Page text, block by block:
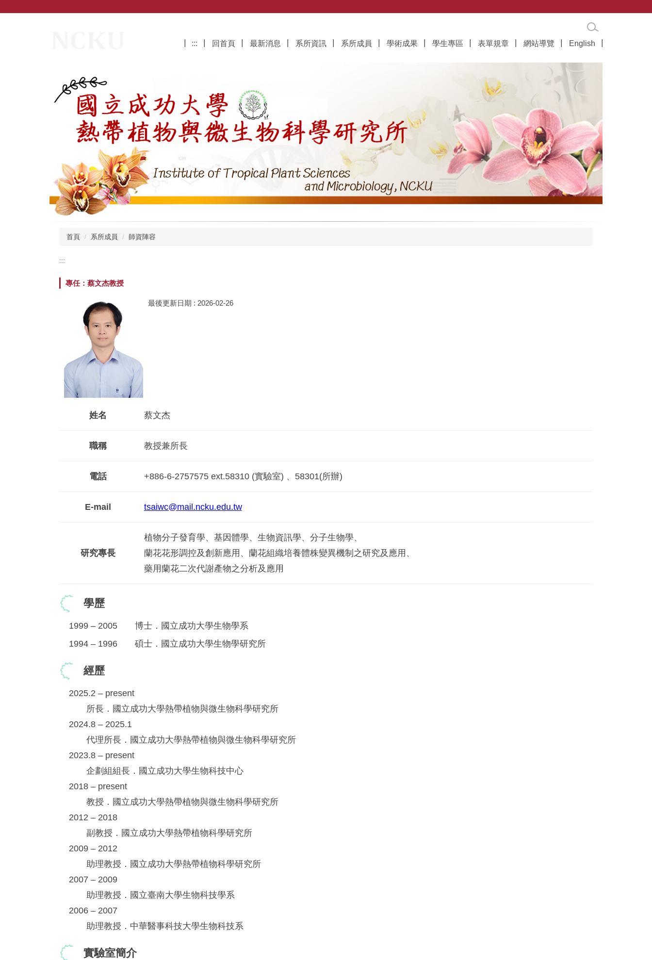
::: 回首頁 最新消息 系所資訊 系所成員 學術成果 學生專區 表單規章 網站導覽 English
首頁 系所成員 師資陣容
:::
專任：蔡文杰教授
最後更新日期 : 2026-02-26
姓名 蔡文杰
職稱 教授兼所長
電話 +886-6-2757575 ext.58310 (實驗室) 、58301(所辦)
E-mail tsaiwc@mail.ncku.edu.tw
研究專長
植物分子發育學、基因體學、生物資訊學、分子生物學、
蘭花花形調控及創新應用、蘭花組織培養體株變異機制之研究及應用、
藥用蘭花二次代謝產物之分析及應用
學歷
1999 – 2005 博士．國立成功大學生物學系
1994 – 1996 碩士．國立成功大學生物學研究所
經歷
2025.2 – present
所長．國立成功大學熱帶植物與微生物科學研究所
2024.8 – 2025.1
代理所長．國立成功大學熱帶植物與微生物科學研究所
2023.8 – present
企劃組組長．國立成功大學生物科技中心
2018 – present
教授．國立成功大學熱帶植物與微生物科學研究所
2012 – 2018
副教授．國立成功大學熱帶植物科學研究所
2009 – 2012
助理教授．國立成功大學熱帶植物科學研究所
2007 – 2009
助理教授．國立臺南大學生物科技學系
2006 – 2007
助理教授．中華醫事科技大學生物科技系
實驗室簡介